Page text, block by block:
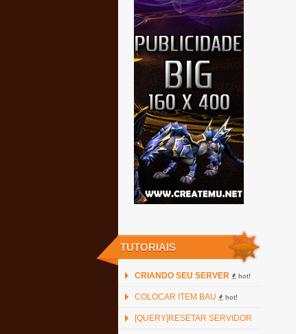
TUTORIAIS
CRIANDO SEU SERVER hot!
COLOCAR ITEM BAU hot!
[QUERY]RESETAR SERVIDOR